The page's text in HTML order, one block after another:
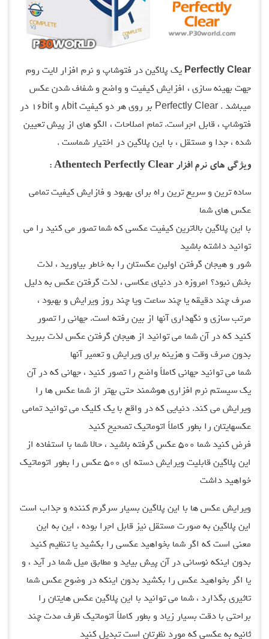
Perfectly Clear یک پلاگین در فتوشاپ و نرم افزار لایت روم
جهت بهینه سازی ، افزایش کیفیت و واضح و شفاف شدن عکس
میباشد . Perfectly Clear بر روی هر دو کیفیت ۸bit و ۱۶bit در
فتوشاپ ، قابل اجراست. تمام اصلاحات ، الگو های از پیش تعیین
شده ، جدا و مستقل ، با این پلاگین در اختیار شماست .
ویژگی های نرم افزار Athentech Perfectly Clear :
ساده ترین و سریع ترین راه برای بهبود و فازایش کیفیت تمامی
عکس های شما
با این پلاگین بالاترین کیفیت عکسی که شما تصور می کنید را می
توانید داشته باشید
شور و هیجان گرفتن اولین عکستان را به خاطر بیاورید ، لذت
بخش نبود؟ امروزه در دنیای عکاسی ، لذت گرفتن عکس به دلیل
صرف چند دقیقه یا چند ساعت ویا چند روز ویرایش و بهبود ،
مرتب سازی و نگهداری آنها از بین رفته است. جهانی را تصور
کنید که در آن شما می توانید از هیجان گرفتن عکس لذت ببرید
بدون صرف وقت و هزینه برای ویرایش و تعمیر آنها
شما می توانید جهانی کاملاً واضح را تصور کنید ، جهانی که در آن
یک سیستم نرم افزاری هوشمند حتی بهتر از شما عکس ها را
ویرایش می کند. دنیایی که در واقع با یک کلیک می توانید تمامی
عکسهایتان را بطور کاملاً اتوماتیک تصحیح کنید
فرض کنید شما ۵۰۰ عکس گرفته باشید ، حالا شما با استفاده از
این پلاگین قابلیت ویرایش دسته ای ۵۰۰ عکس را بطور اتوماتیک
خواهید داشت
ویرایش عکس ها با این پلاگین بسیار سرگرم کننده و جذاب است
این پلاگین به صورت مستقل نیز قابل اجرا بوده ، این به این
معنی است که اگر شما بخواهید عکسی را بکشید یا تنظیم کنید
بدون اینکه نوسانی در آن پیش بیاید و مطابق میل شما در آید ، و
یا اگر بخواهید عکس را بکشید بدون اینکه در وضوح عکس شما
تاثیری بگذارد ، شما می توانید با این پلاگین عکس هایتان را
براحتی با دقت بسیار زیاد و بطور کاملاً اتوماتیک ظرف مدت چند
ثانیه به عکسی که مورد نظرتان است تبدیل کنید